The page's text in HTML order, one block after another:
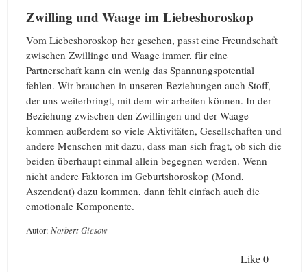
Zwilling und Waage im Liebeshoroskop
Vom Liebeshoroskop her gesehen, passt eine Freundschaft
zwischen Zwillinge und Waage immer, für eine
Partnerschaft kann ein wenig das Spannungspotential
fehlen. Wir brauchen in unseren Beziehungen auch Stoff,
der uns weiterbringt, mit dem wir arbeiten können. In der
Beziehung zwischen den Zwillingen und der Waage
kommen außerdem so viele Aktivitäten, Gesellschaften und
andere Menschen mit dazu, dass man sich fragt, ob sich die
beiden überhaupt einmal allein begegnen werden. Wenn
nicht andere Faktoren im Geburtshoroskop (Mond,
Aszendent) dazu kommen, dann fehlt einfach auch die
emotionale Komponente.
Autor: Norbert Giesow
Like0